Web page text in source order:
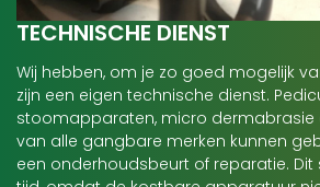
TECHNISCHE DIENST
Wij hebben, om je zo goed mogelijk
zijn een eigen technische dienst.
stoomapparaten, micro dermabrasie
van alle gangbare merken kunnen
een onderhoudsbeurt of reparatie. Dit